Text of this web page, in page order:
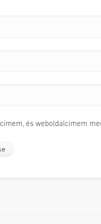
és weboldalcímem